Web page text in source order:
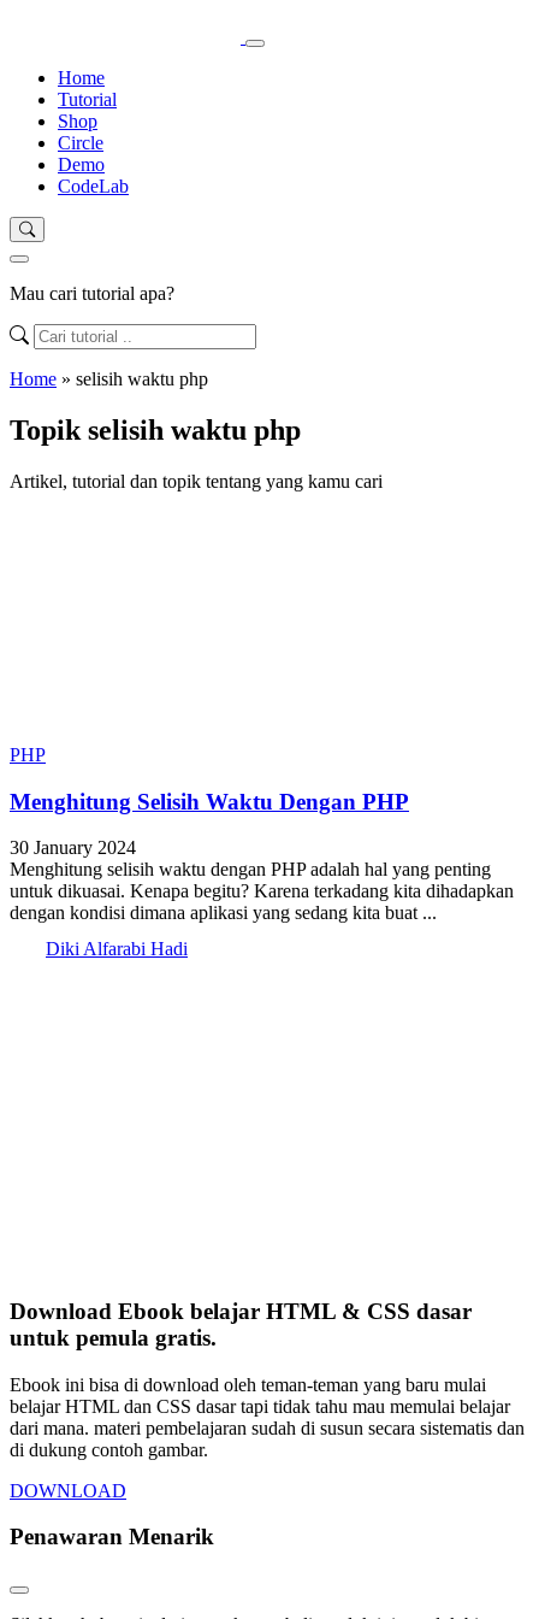
Home
Tutorial
Shop
Circle
Demo
CodeLab
Mau cari tutorial apa?
Home » selisih waktu php
Topik selisih waktu php
Artikel, tutorial dan topik tentang yang kamu cari
PHP
Menghitung Selisih Waktu Dengan PHP
30 January 2024
Menghitung selisih waktu dengan PHP adalah hal yang penting
untuk dikuasai. Kenapa begitu? Karena terkadang kita dihadapkan
dengan kondisi dimana aplikasi yang sedang kita buat ...
Diki Alfarabi Hadi
Download Ebook belajar HTML & CSS dasar
untuk pemula gratis.
Ebook ini bisa di download oleh teman-teman yang baru mulai
belajar HTML dan CSS dasar tapi tidak tahu mau memulai belajar
dari mana. materi pembelajaran sudah di susun secara sistematis dan
di dukung contoh gambar.
DOWNLOAD
Penawaran Menarik